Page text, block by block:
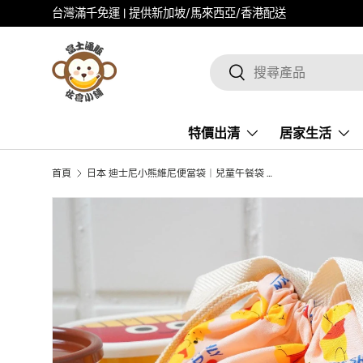
跳至内容
全館現貨 | 快速出貨
搜尋
搜索
特價出清 居家生活
首頁 日本 迪士尼小熊維尼便當袋｜兒童午餐袋 抽繩手提袋子